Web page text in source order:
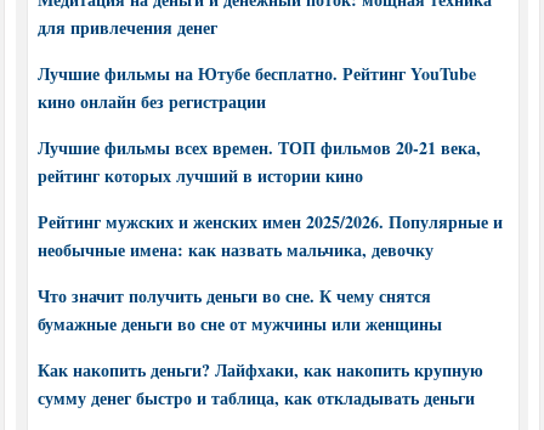
для привлечения денег
Лучшие фильмы на Ютубе бесплатно. Рейтинг YouTube
кино онлайн без регистрации
Лучшие фильмы всех времен. ТОП фильмов 20-21 века,
рейтинг которых лучший в истории кино
Рейтинг мужских и женских имен 2025/2026. Популярные и
необычные имена: как назвать мальчика, девочку
Что значит получить деньги во сне. К чему снятся
бумажные деньги во сне от мужчины или женщины
Как накопить деньги? Лайфхаки, как накопить крупную
сумму денег быстро и таблица, как откладывать деньги